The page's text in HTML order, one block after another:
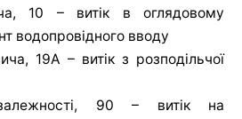
10 – витік в оглядовому
водопровідного вводу
19А – витік з розподільчої
90 – витік на